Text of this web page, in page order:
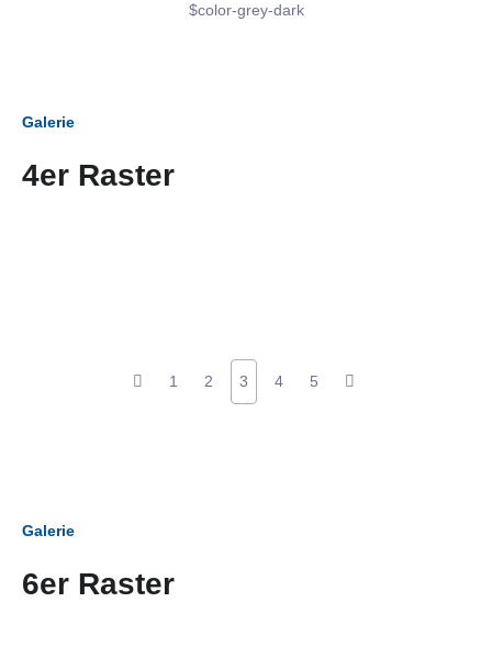
$color-grey-dark
Galerie
4er Raster
1 2 3 4 5
Galerie
6er Raster